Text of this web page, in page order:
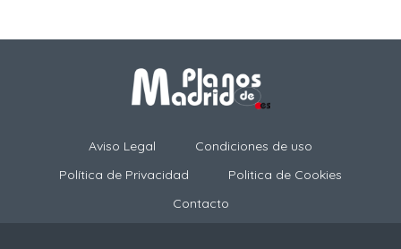
Aviso Legal
Condiciones de uso
Política de Privacidad
Politica de Cookies
Contacto